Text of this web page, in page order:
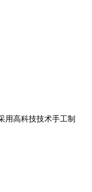
用高科技技术手工制